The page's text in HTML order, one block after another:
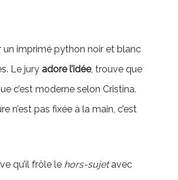
un imprimé python noir et blanc
Le jury adore l’idée, trouve que
c’est moderne selon Cristina.
n’est pas fixée à la main, c’est
qu’il frôle le hors-sujetavec